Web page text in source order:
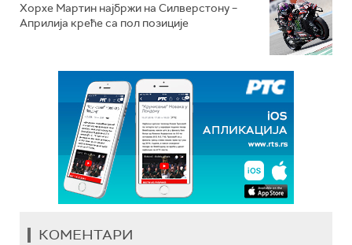
Хорхе Мартин најбржи на Силверстону –
Априлија креће са пол позиције
КОМЕНТАРИ